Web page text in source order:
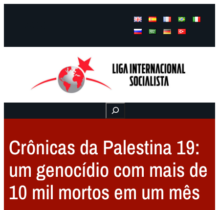
Buscar
Crônicas da Palestina 19:
um genocídio com mais de
10 mil mortos em um mês